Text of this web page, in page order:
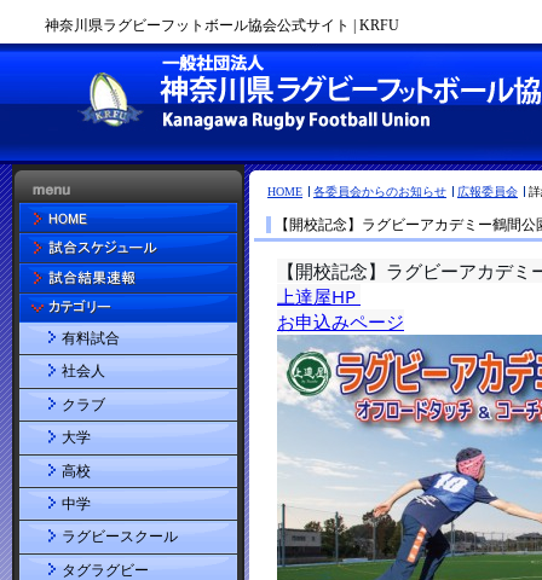
神奈川県ラグビーフットボール協会公式サイト | KRFU
HOME 各委員会からのお知らせ 広報委員会
【開校記念】ラグビーアカデミー鶴間
有料試合
社会人
クラブ
大学
高校
中学
ラグビースクール
タグラグビー